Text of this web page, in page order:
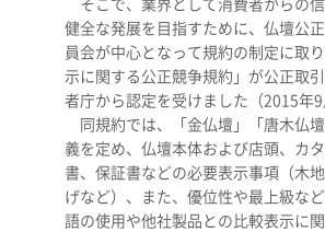
健全な発展を目指すために、仏壇公
員会が中心となって規約の制定に取
示に関する公正競争規約」が公正取
者庁から認定を受けました（2015年9
同規約では、「金仏壇」「唐木仏
義を定め、仏壇本体および店頭、カ
書、保証書などの必要表示事項（木
げなど）、また、優位性や最上級な
語の使用や他社製品との比較表示に